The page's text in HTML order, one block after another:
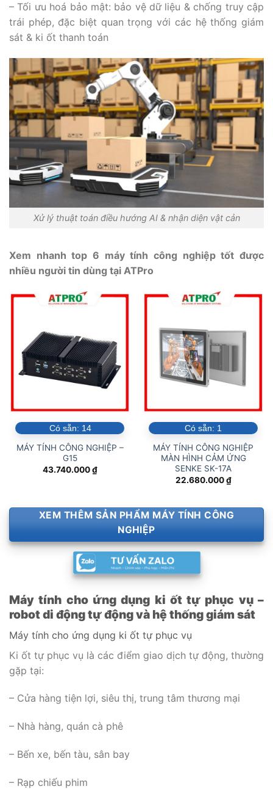
– Tối ưu hoá bảo mật: bảo vệ dữ liệu & chống truy cập
trái phép, đặc biệt quan trọng với các hệ thống giám
sát & ki ốt thanh toán
Xử lý thuật toán điều hướng AI & nhận diện vật cản
Xem nhanh top 6 máy tính công nghiệp tốt được
nhiều người tin dùng tại ATPro
Có sẵn: 14
MÁY TÍNH CÔNG NGHIỆP –
G15
43.740.000₫
Có sẵn: 1
MÁY TÍNH CÔNG NGHIỆP
MÀN HÌNH CẢM ỨNG
SENKE SK-17A
22.680.000₫
XEM THÊM SẢN PHẨM MÁY TÍNH CÔNG
NGHIỆP
Máy tính cho ứng dụng ki ốt tự phục vụ –
robot di động tự động và hệ thống giám sát
Máy tính cho ứng dụng ki ốt tự phục vụ
Ki ốt tự phục vụ là các điểm giao dịch tự động, thường
gặp tại:
– Cửa hàng tiện lợi, siêu thị, trung tâm thương mại
– Nhà hàng, quán cà phê
– Bến xe, bến tàu, sân bay
– Rạp chiếu phim